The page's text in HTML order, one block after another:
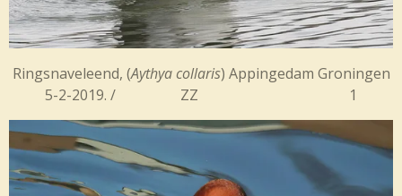
Ringsnaveleend, (Aythya collaris) Appingedam Groningen
5-2-2019. / ZZ 1